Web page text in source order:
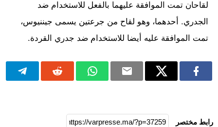
لقاحان تمت الموافقة عليهما بالفعل للاستخدام ضد
الجدري. أحدهما، وهو لقاح من جرعتين يسمى جيننيوس،
تمت الموافقة عليه أيضا للاستخدام ضد جدري القردة.
رابط مختصر